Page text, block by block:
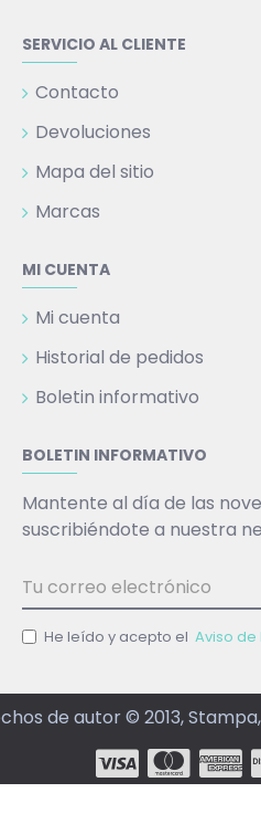
SERVICIO AL CLIENTE
Contacto
Devoluciones
Mapa del sitio
Marcas
MI CUENTA
Mi cuenta
Historial de pedidos
Boletin informativo
BOLETIN INFORMATIVO
Mantente al día de las
suscribiéndote a nuestra
He leído y acepto el Aviso
de autor © 2013,